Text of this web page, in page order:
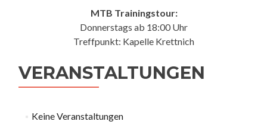
MTB Trainingstour:
Donnerstags ab 18:00 Uhr
Treffpunkt: Kapelle Krettnich
VERANSTALTUNGEN
Keine Veranstaltungen